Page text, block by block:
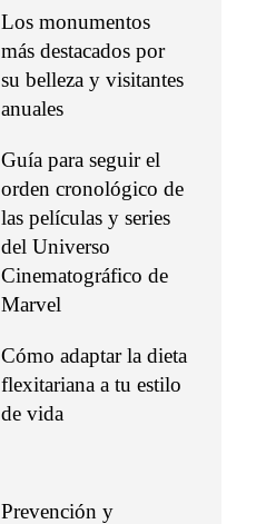
Los monumentos
más destacados por
su belleza y visitantes
anuales
Guía para seguir el
orden cronológico de
las películas y series
del Universo
Cinematográfico de
Marvel
Cómo adaptar la dieta
flexitariana a tu estilo
de vida
Prevención y